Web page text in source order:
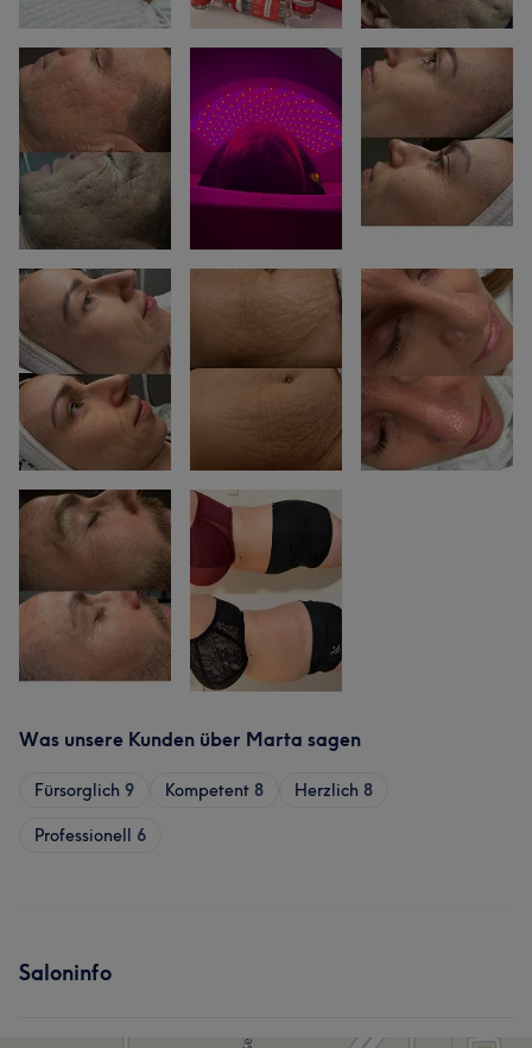
Was unsere Kunden über Marta sagen
Fürsorglich 9 Kompetent 8 Herzlich 8
Professionell 6
Saloninfo